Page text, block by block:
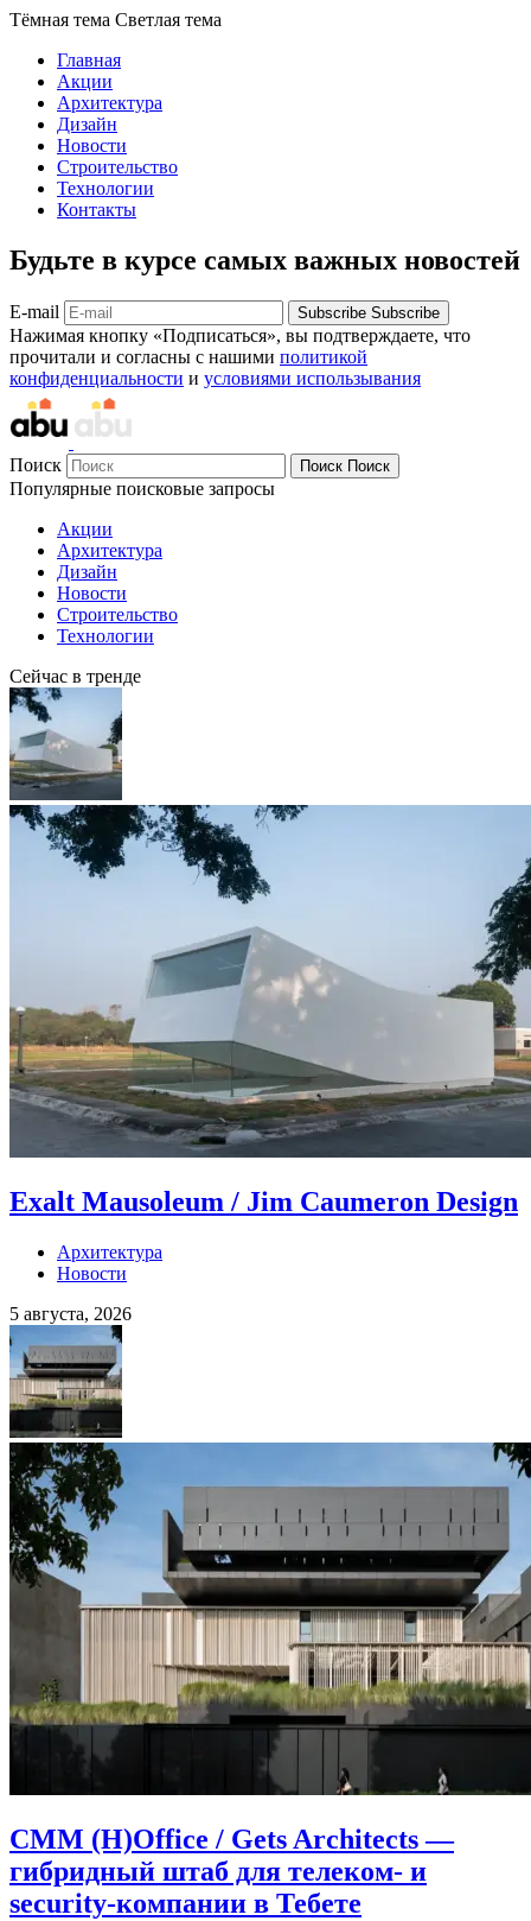
Тёмная тема Светлая тема
Главная
Акции
Архитектура
Дизайн
Новости
Строительство
Технологии
Контакты
Будьте в курсе самых важных новостей
E-mail Subscribe Subscribe
Нажимая кнопку «Подписаться», вы подтверждаете, что
прочитали и согласны с нашими политикой
конфиденциальности и условиями использывания
Поиск Поиск Поиск
Популярные поисковые запросы
Акции
Архитектура
Дизайн
Новости
Строительство
Технологии
Сейчас в тренде
Exalt Mausoleum / Jim Caumeron Design
Архитектура
Новости
5 августа, 2026
CMM (H)Office / Gets Architects —
гибридный штаб для телеком- и
security-компании в Тебете